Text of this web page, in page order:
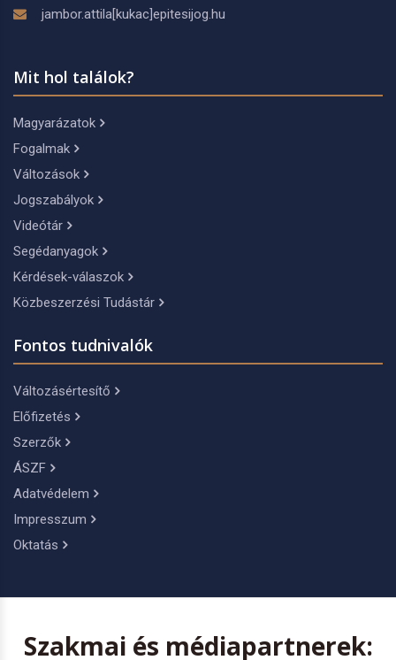
jambor.attila[kukac]epitesijog.hu
Mit hol találok?
Magyarázatok
Fogalmak
Változások
Jogszabályok
Videótár
Segédanyagok
Kérdések-válaszok
Közbeszerzési Tudástár
Fontos tudnivalók
Változásértesítő
Előfizetés
Szerzők
ÁSZF
Adatvédelem
Impresszum
Oktatás
Szakmai és médiapartnerek: